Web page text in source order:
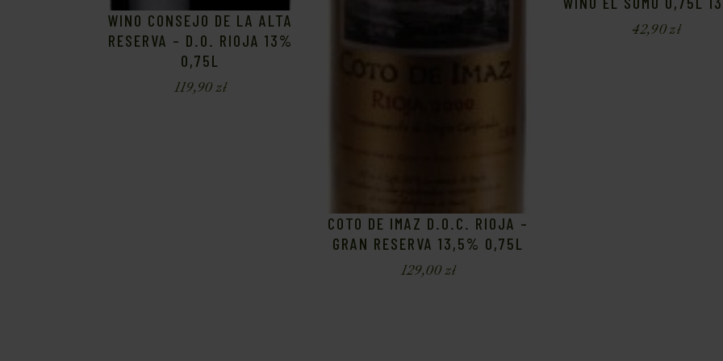
WINO CONSEJO DE LA ALTA
RESERVA – D.O. RIOJA 13%
0,75L
119,90zł
COTO DE IMAZ D.O.C. RIOJA –
GRAN RESERVA 13,5% 0,75L
129,00zł
42,90zł